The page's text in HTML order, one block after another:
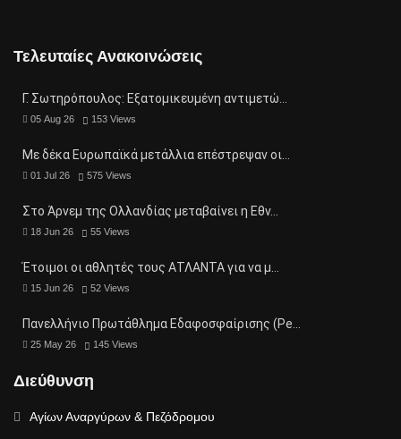
Τελευταίες Ανακοινώσεις
Γ. Σωτηρόπουλος: Eξατομικευμένη αντιμετώ…
05 Aug 26 153 Views
Με δέκα Ευρωπαϊκά μετάλλια επέστρεψαν οι…
01 Jul 26 575 Views
Στο Άρνεμ της Ολλανδίας μεταβαίνει η Εθν…
18 Jun 26 55 Views
Έτοιμοι οι αθλητές τους ΑΤΛΑΝΤΑ για να μ…
15 Jun 26 52 Views
Πανελλήνιο Πρωτάθλημα Εδαφοσφαίρισης (Pe…
25 May 26 145 Views
Διεύθυνση
Αγίων Αναργύρων & Πεζόδρομου